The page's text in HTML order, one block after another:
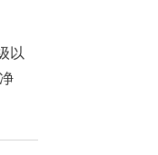
以